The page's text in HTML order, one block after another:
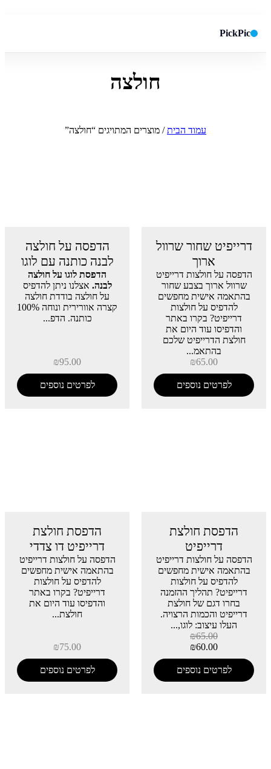
PickPic
חפש
חולצה
עמוד הבית/ מוצרים המתויגים “חולצה”
דרייפיט שחור שרוול
ארוך
הדפסה על חולצות דרייפיט
שרוול ארוך בצבע שחור
בהתאמה אישית מחפשים
להדפיס על חולצות
דרייפיט? בקרו באתר
והדפיסו עוד היום את
חולצת הדרייפיט שלכם
בהתאמ...
₪65.00
לפרטים נוספים
הדפסה על חולצה
לבנה כותנה עם לוגו
הדפסת לוגו על חולצה
לבנה. אצלנו ניתן להדפיס
על חולצה בודדת חולצה
קצרה אוורירית ונוחה 100%
כותנה. הדפ...
₪95.00
לפרטים נוספים
הדפסת חולצת
דרייפיט
הדפסה על חולצות דרייפיט
בהתאמה אישית מחפשים
להדפיס על חולצות
דרייפיט? תהליך ההזמנה
בחרו דגם של חולצת
דרייפיט והכמות הרצויה.
העלו עיצוב: לוגו,...
₪65.00
₪60.00
לפרטים נוספים
הדפסת חולצת
דרייפיט דו צדדי
הדפסה על חולצות דרייפיט
בהתאמה אישית מחפשים
להדפיס על חולצות
דרייפיט? בקרו באתר
והדפיסו עוד היום את
חולצת...
₪75.00
לפרטים נוספים